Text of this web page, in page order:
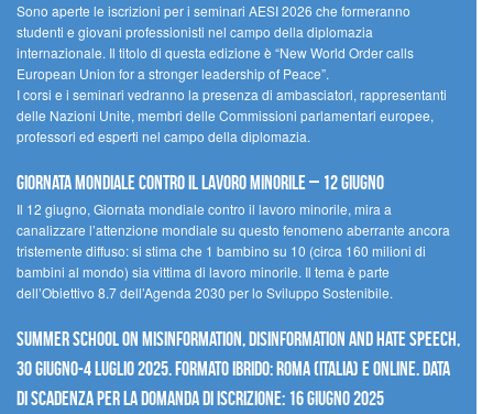
Sono aperte le iscrizioni per i seminari AESI 2026 che formeranno
studenti e giovani professionisti nel campo della diplomazia
internazionale. Il titolo di questa edizione è “New World Order calls
European Union for a stronger leadership of Peace”.
I corsi e i seminari vedranno la presenza di ambasciatori, rappresentanti
delle Nazioni Unite, membri delle Commissioni parlamentari europee,
professori ed esperti nel campo della diplomazia.
Giornata mondiale contro il lavoro minorile – 12 giugno
Il 12 giugno, Giornata mondiale contro il lavoro minorile, mira a
canalizzare l’attenzione mondiale su questo fenomeno aberrante ancora
tristemente diffuso: si stima che 1 bambino su 10 (circa 160 milioni di
bambini al mondo) sia vittima di lavoro minorile. Il tema è parte
dell’Obiettivo 8.7 dell’Agenda 2030 per lo Sviluppo Sostenibile.
Summer School on Misinformation, Disinformation and Hate Speech,
30 giugno-4 luglio 2025. Formato ibrido: Roma (Italia) e online. Data
di scadenza per la domanda di iscrizione: 16 giugno 2025